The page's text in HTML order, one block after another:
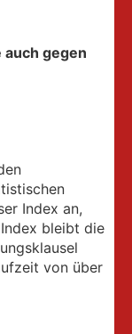
gegen
Index an,
bleibt die
von über